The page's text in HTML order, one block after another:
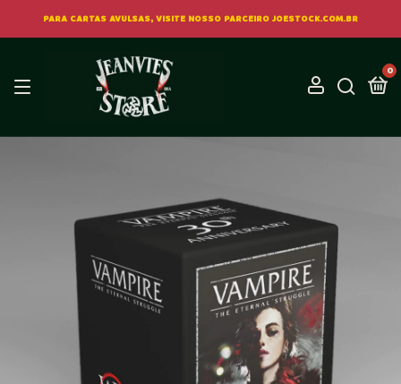
PARA CARTAS AVULSAS, VISITE NOSSO PARCEIRO JOESTOCK.COM.BR
0